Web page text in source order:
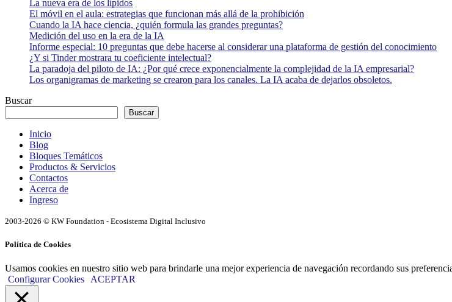
La nueva era de los lípidos
El móvil en el aula: estrategias que funcionan más allá de la prohibición
Cuando la IA hace ciencia, ¿quién formula las grandes preguntas?
Medición del uso en la era de la IA
Informe especial: 10 preguntas que debe hacerse al considerar una plataforma de gestión del conocimiento
¿Y si Tinder mostrara tu coeficiente intelectual?
La paradoja del piloto de IA: ¿Por qué crece exponencialmente la complejidad de la IA empresarial?
Los organigramas de marketing se crearon para los canales. La IA acaba de dejarlos obsoletos.
Buscar
Buscar
Inicio
Blog
Bloques Temáticos
Productos & Servicios
Contactos
Acerca de
Ingreso
2003-2026 © KW Foundation - Ecosistema Digital Inclusivo
Política de Cookies
Usamos cookies en nuestro sitio web para brindarle una mejor experiencia de navegación recordando sus
Configurar Cookies
ACEPTAR